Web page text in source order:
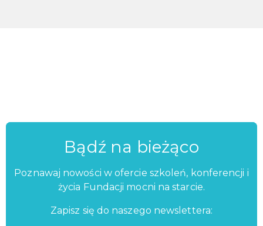
Bądź na bieżąco
Poznawaj nowości w ofercie szkoleń, konferencji i
życia Fundacji mocni na starcie.
Zapisz się do naszego newslettera: